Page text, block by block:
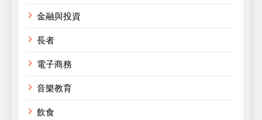
金融與投資
長者
電子商務
音樂教育
飲食